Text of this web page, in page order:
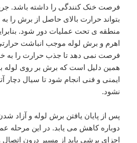
فرصت خنک کنندگی را داشته باشد.
بتواند حرارت بالای حاصل از برش را
منطقه ی تحت عملیات دور شود.
اهرم و برش لوله موجب انباشت
فرصت نمی دهد تا جذب حرارت را به
همین دلیل است که برش بر روی لوله
ایمنی و فنی انجام شود تا سیال
نشود.
پس از پایان یافتن برش لوله و آزاد
دوباره کاهش می یابد. در این مرحله
اجزای برشی باید از مسیر درون اتصال